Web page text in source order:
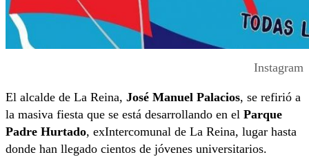
Instagram
El alcalde de La Reina, José Manuel Palacios, se refirió a
la masiva fiesta que se está desarrollando en el Parque
Padre Hurtado, exIntercomunal de La Reina, lugar hasta
donde han llegado cientos de jóvenes universitarios.